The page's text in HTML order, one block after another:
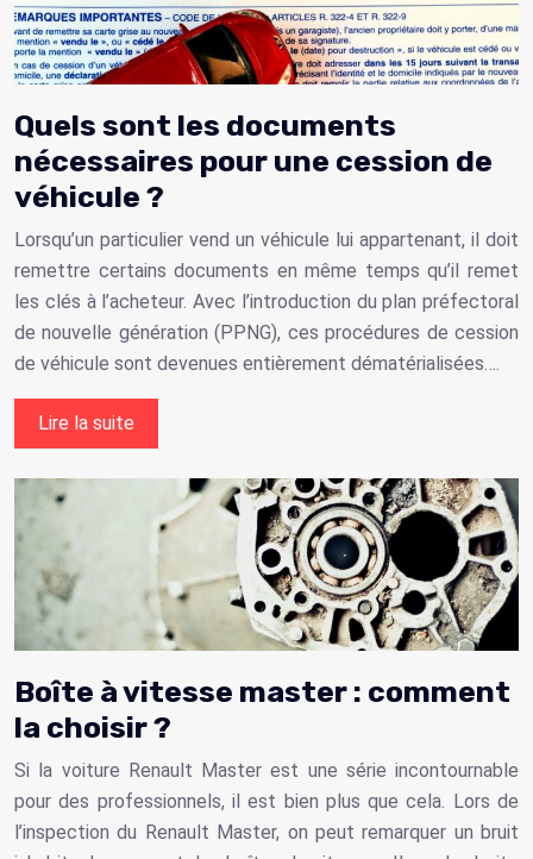
Quels sont les documents
nécessaires pour une cession de
véhicule ?
Lorsqu’un particulier vend un véhicule lui appartenant, il doit
remettre certains documents en même temps qu’il remet
les clés à l’acheteur. Avec l’introduction du plan préfectoral
de nouvelle génération (PPNG), ces procédures de cession
de véhicule sont devenues entièrement dématérialisées….
Lire la suite
Boîte à vitesse master : comment
la choisir ?
Si la voiture Renault Master est une série incontournable
pour des professionnels, il est bien plus que cela. Lors de
l’inspection du Renault Master, on peut remarquer un bruit